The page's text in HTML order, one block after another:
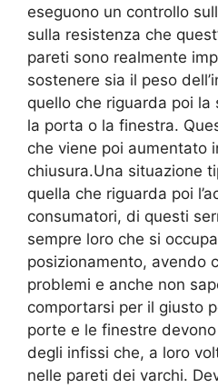
eseguono un controllo
sulla resistenza che
pareti sono realmente
sostenere sia il peso
quello che riguarda poi
la porta o la finestra.
che viene poi aumentato
chiusura.Una situazione
quella che riguarda poi
consumatori, di questi
sempre loro che si
posizionamento, avendo
problemi e anche non
comportarsi per il giusto
porte e le finestre
degli infissi che, a loro
nelle pareti dei varchi.